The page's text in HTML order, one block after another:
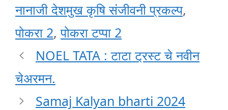
नानाजी देशमुख कृषि संजीवनी प्रकल्प,
पोकरा 2,पोकरा टप्पा 2
NOEL TATA : टाटा ट्रस्ट चे नवीन
चेअरमन.
Samaj Kalyan bharti 2024